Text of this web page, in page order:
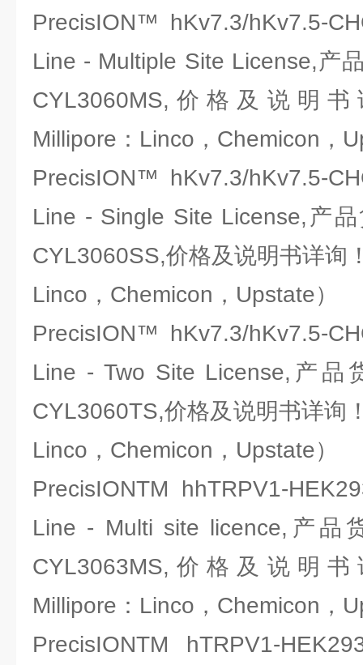
PrecisION™ hKv7.3/hKv7.5-
Line - Multiple Site License,产
CYL3060MS,价格及说明
Millipore：Linco，Chemicon，
PrecisION™ hKv7.3/hKv7.5-
Line - Single Site License,产
CYL3060SS,价格及说明书详询
Linco，Chemicon，Upstate）
PrecisION™ hKv7.3/hKv7.5-
Line - Two Site License,产品
CYL3060TS,价格及说明书详询
Linco，Chemicon，Upstate）
PrecisIONTM hhTRPV1-
Line - Multi site licence,产品
CYL3063MS,价格及说明
Millipore：Linco，Chemicon，
PrecisIONTM hTRPV1-